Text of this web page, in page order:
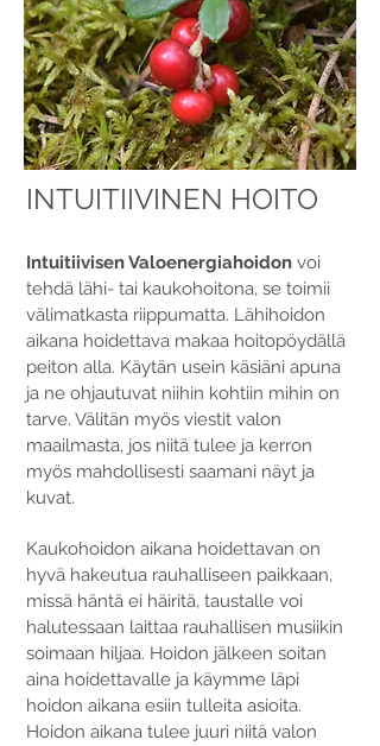
INTUITIIVINEN HOITO
Intuitiivisen Valoenergiahoidon voi
tehdä lähi- tai kaukohoitona, se toimii
välimatkasta riippumatta. Lähihoidon
aikana hoidettava makaa hoitopöydällä
peiton alla. Käytän usein käsiäni apuna
ja ne ohjautuvat niihin kohtiin mihin on
tarve. Välitän myös viestit valon
maailmasta, jos niitä tulee ja kerron
myös mahdollisesti saamani näyt ja
kuvat.
Kaukohoidon aikana hoidettavan on
hyvä hakeutua rauhalliseen paikkaan,
missä häntä ei häiritä, taustalle voi
halutessaan laittaa rauhallisen musiikin
soimaan hiljaa. Hoidon jälkeen soitan
aina hoidettavalle ja käymme läpi
hoidon aikana esiin tulleita asioita.
Hoidon aikana tulee juuri niitä valon